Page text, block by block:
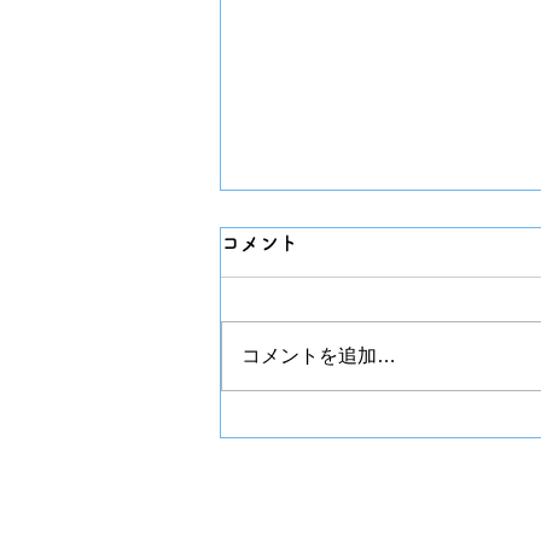
こなり眼科バス
コメント
コメントを追加…